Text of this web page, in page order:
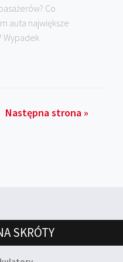
Co
auta największe
Wypadek
Następna strona »
SKRÓTY